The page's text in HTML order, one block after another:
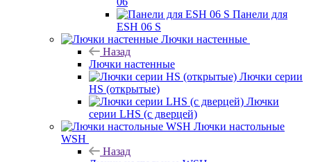
Панели для
ESH 06 S
Лючки настенные
Назад
Лючки настенные
Лючки серии
HS (открытые)
Лючки
серии LHS (с дверцей)
Лючки настольные
WSH
Назад